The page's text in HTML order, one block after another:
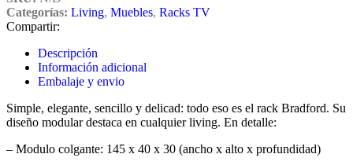
Categorías: Living, Muebles, Racks TV
Compartir:
Descripción
Información adicional
Embalaje y envio
Simple, elegante, sencillo y delicad: todo eso es el rack Bradford. Su
diseño modular destaca en cualquier living. En detalle:
– Modulo colgante: 145 x 40 x 30 (ancho x alto x profundidad)